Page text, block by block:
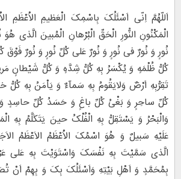
اَللّهُمَّ اِنّى اَسْئَلُکَ بِاسْمِکَ الْعَظیمِ الاَْعْظَمِ
الْمَکْنُونِ النُّورِ الْحَقِّ الْبُرْهانِ الْمُبینَ الَّذى
نُورٍ وَ نُورٌ فى نُورٍ وَ نُورٌ عَلى کُلِّ نُورٍ وَ نُورٌ فَوْقَ
کُلُّ ظُلْمَهٍ وَ یُکْسَرُ بِهِ کُلُّ شِدَّهٍ وَ کُلُّ شَیْطانٍ
تَقِرُّبِهِ اَرْضٌ وَلایَقُومُ بِهِ سَمآءٌ وَ یَاْمَنُ بِهِ
کُلِّ ساحِرٍ وَ بَغْىُ کُلِّ باغٍ وَ حَسَدُ کُلِّ حاسِدٍ وَ
وَالْبَحْرُ وَ یَسْتَقِلُّ بِهِ الْفُلْکُ حینَ یَتَکَلَّمُ بِهِ
عَلَیْهِ سَبیلٌ وَ هُوَ اسْمُکَ الاَْعْظَمُ الاَعْظَمُ الاَجَلُّ
الَّذى سَمَّیْتَ بِهِ نَفْسَکَ وَاسْتَوَیْتَ بِهِ عَلى
بِمُحَمَّدٍ وَ اَهْلِ بَیْتِهِ وَاَسْئَلُکَ بِکَ وَ بِهِمْ اَنْ